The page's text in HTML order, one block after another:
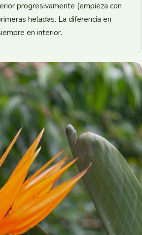
progresivamente (empieza con
heladas. La diferencia en
en interior.